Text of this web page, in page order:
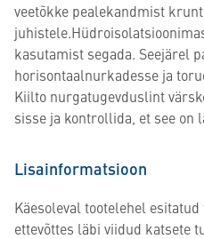
veetõkke pealekandmist
kasutamist segada. Seejärel
horisontaalnurkadesse ja
Kiilto nurgatugevduslint
sisse ja kontrollida, et see on
Lisainformatsioon
Käesoleval tootelehel
ettevõttes läbi viidud katsete